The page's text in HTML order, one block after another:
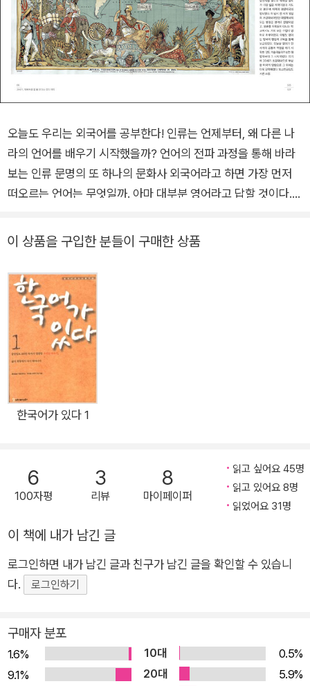
오늘도 우리는 외국어를 공부한다! 인류는 언제부터, 왜 다른 나
라의 언어를 배우기 시작했을까? 언어의 전파 과정을 통해 바라
보는 인류 문명의 또 하나의 문화사 외국어라고 하면 가장 먼저
떠오르는 언어는 무엇일까. 아마 대부분 영어라고 답할 것이다.
전까지만 해도 외국어의 대명사는 영어가 아니었다. 고대 문명의
였다. 대륙마다 배워야 하는 언어는 각각 존재했다. 이때만 해도
다른 언어를 배운다는 것은 말이 아닌 글, 즉 문자를 익히는 것을
뜻했다. 서로 다른 언어를 사용하는 사람들끼리 만날 일이 거의
없던 시대에 말은 배울 필요조차 없었고, 문자를 습득함으로써 선
진의 문명을 받아들이는 것이 외국어 학습의 가장 강력한 동기였
다. 고대문명의 발상지에서 탄생한 문자는 해당 문화권은 물론 인
접 지역에까지 일종의 패권을 형성했다. 문자를 아는 계층이 문자
를 모르는 계층을 지배했다. 다른 문화권의 언어를 배우는 것은
변화에 따라 지배층의 울타리 바깥으로 넘어가 매우 다양한 방식
으로 대중들에게 전파되기 시작했다. 종교의 확산, 상업활동의 활
성화, 근대국가의 등장, 자본주의의 출현, 제국주의의 확산 등 언
어 전파의 과정은 때로는 드라마틱하게, 때로는 불평등하고 강압
로 뜻밖의 현상을 불러오기도 했다. 인류 공통의 언어를 만들어
세계 평화를 이루려는 시도도, 패권화된 강대국의 언어에 맞서 자
어는 때로 민족의 상징으로 부상했으며, 한 나라의 언어를 둘러싼
복잡한 이해관계에 얽혀 명분과 실리 사이에서 표류하기도 했다.
언어를 둘러싼 다양한 풍경은 서로 다른 문화권의 접점에서 새로
이 상품을 구입한 분들이 구매한 상품
한국어가 있다 1
6
100자평
3
리뷰
8
마이페이퍼
읽고 싶어요 45명
읽고 있어요 8명
읽었어요 31명
이 책에 내가 남긴 글
로그인하면 내가 남긴 글과 친구가 남긴 글을 확인할 수 있습니
다.
로그인하기
구매자 분포
1.6% 10대
0.5%
9.1%
20대
5.9%